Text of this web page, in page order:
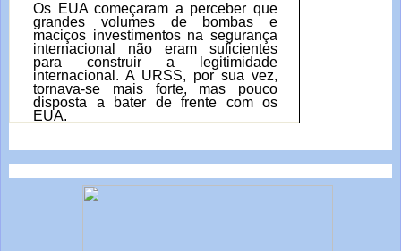
Os EUA começaram a perceber que
grandes volumes de bombas e
maciços investimentos na segurança
internacional não eram suficientes
para construir a legitimidade
internacional. A URSS, por sua vez,
tornava-se mais forte, mas pouco
disposta a bater de frente com os
EUA.